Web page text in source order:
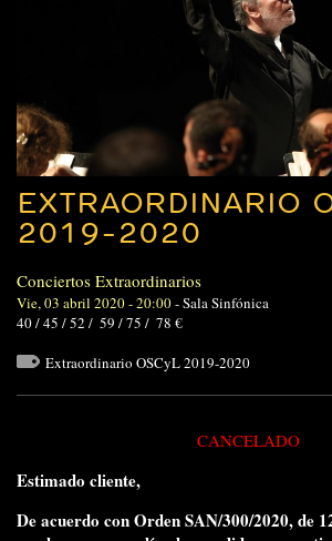
EXTRAORDINARIO
2019-2020
Conciertos Extraordinarios
Vie, 03 abril 2020 - 20:00-Sala Sinfónica
40 / 45 / 52 / 59 / 75 / 78 €
Extraordinario OSCyL 2019-2020
CANCELADO
Estimado cliente,
De acuerdo con Orden SAN/300/2020, de